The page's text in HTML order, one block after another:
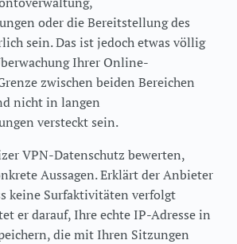
oder die Bereitstellung des
sein. Das ist jedoch etwas völlig
Ihrer Online-
zwischen beiden Bereichen
nicht in langen
versteckt sein.
VPN-Datenschutz bewerten,
Aussagen. Erklärt der Anbieter
keine Surfaktivitäten verfolgt
er darauf, Ihre echte IP-Adresse in
die mit Ihren Sitzungen